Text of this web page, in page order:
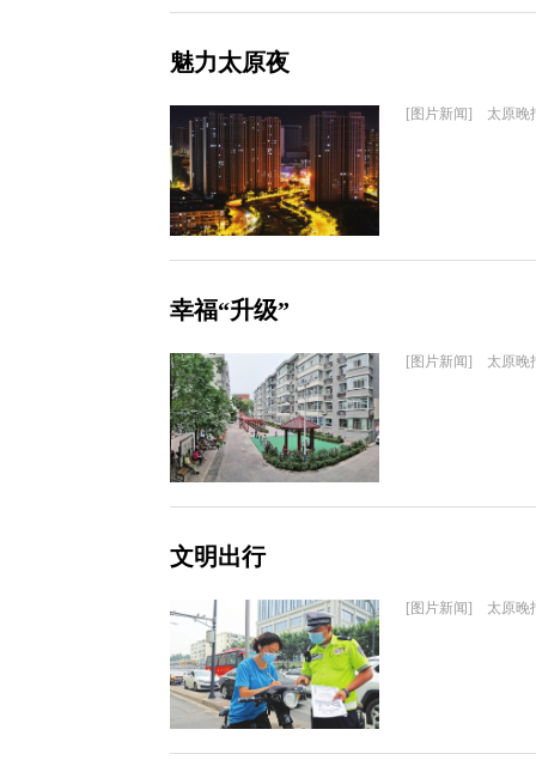
魅力太原夜
[图片新闻] 太原晚
幸福“升级”
[图片新闻] 太原晚
文明出行
[图片新闻] 太原晚